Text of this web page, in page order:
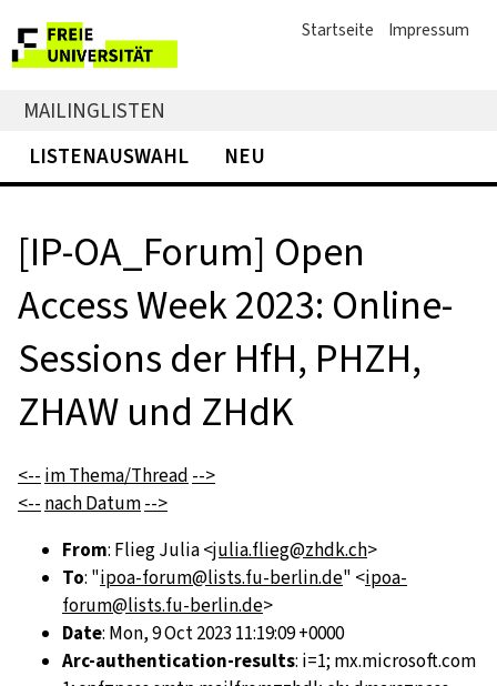
Startseite Impressum
MAILINGLISTEN
LISTENAUSWAHL
NEU
[IP-OA_Forum] Open
Access Week 2023: Online-
Sessions der HfH, PHZH,
ZHAW und ZHdK
<-- im Thema/Thread -->
<-- nach Datum-->
From: Flieg Julia <julia.flieg@zhdk.ch>
To: "ipoa-forum@lists.fu-berlin.de" <ipoa-
forum@lists.fu-berlin.de>
Date: Mon, 9 Oct 2023 11:19:09 +0000
Arc-authentication-results: i=1; mx.microsoft.com